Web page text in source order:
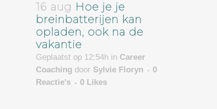
16 aug Hoe je je
breinbatterijen kan
opladen, ook na de
vakantie
Geplaatst op 12:54h in Career
Coaching door Sylvie Floryn
0
Reactie's
0 Likes